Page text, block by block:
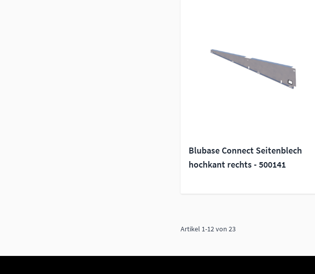
Blubase Connect Seitenblech
hochkant rechts - 500141
Artikel 1-12von 23